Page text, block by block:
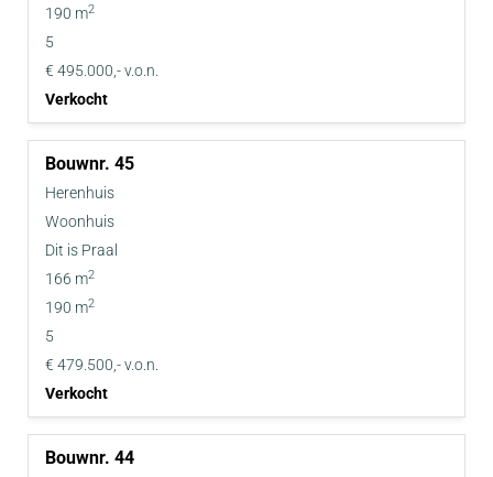
190 m2
5
€ 495.000,- v.o.n.
Verkocht
45
Herenhuis
Woonhuis
Dit is Praal
166 m2
190 m2
5
€ 479.500,- v.o.n.
Verkocht
44